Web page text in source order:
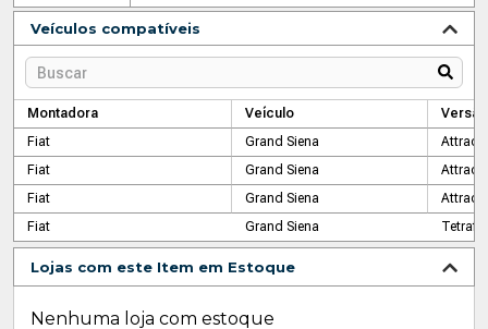
Veículos compatíveis
Montadora Veículo
Versão
Fiat
Grand Siena
Fiat
Grand Siena
Fiat
Grand Siena
Fiat
Grand Siena
Lojas com este Item em Estoque
Nenhuma loja com estoque